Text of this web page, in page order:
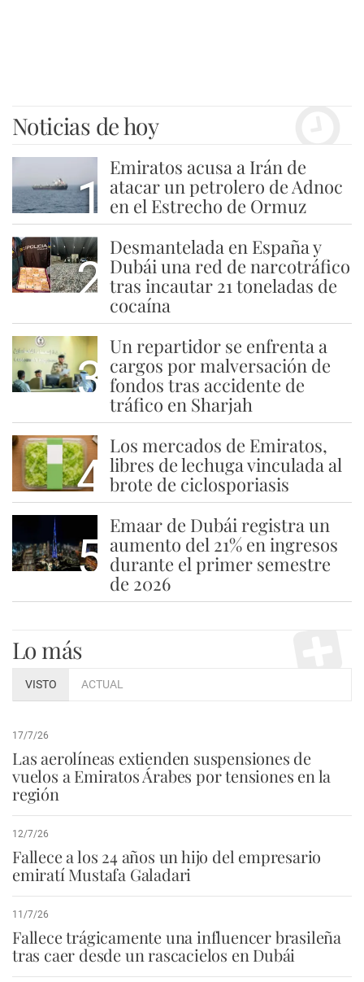
Noticias de hoy
1
Emiratos acusa a Irán de
atacar un petrolero de Adnoc
en el Estrecho de Ormuz
2
Desmantelada en España y
Dubái una red de narcotráfico
tras incautar 21 toneladas de
cocaína
3
Un repartidor se enfrenta a
cargos por malversación de
fondos tras accidente de
tráfico en Sharjah
4
Los mercados de Emiratos,
libres de lechuga vinculada al
brote de ciclosporiasis
5
Emaar de Dubái registra un
aumento del 21% en ingresos
durante el primer semestre
de 2026
Lo más
VISTO ACTUAL
17/7/26
Las aerolíneas extienden suspensiones de
vuelos a Emiratos Árabes por tensiones en la
región
12/7/26
Fallece a los 24 años un hijo del empresario
emiratí Mustafa Galadari
11/7/26
Fallece trágicamente una influencer brasileña
tras caer desde un rascacielos en Dubái